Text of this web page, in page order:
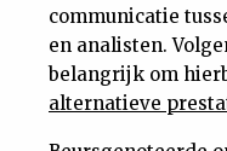
communicatie
en analisten.
belangrijk om
alternatieve